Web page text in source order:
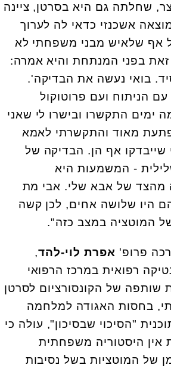
שחלתה גם היא בסרטן, ציינה
אשכנזי כדאי לה לערוך
אף שלאיש מבני משפחתי לא
זאת בפני המנתחת והיא אמרה:
בואי נעשה את הבדיקה'.
הניתוח ועם פרוטוקול
ימים התקשרו ובישרו לי שאני
מאוד והתקשרתי לאמא
שייבדקו אף הן. הבדיקה של
- המשמעות היא
מהצד של אבא שלי. אבי מת
היו שלושה אחים, לכן קשה
המוטציה במצב כזה".
פרופ' אפרת לוי-להד,
רפואית במרכז הרפואי
שותפה של הקונסורציום לסרטן
בחסות האגודה למלחמה
"הסיכוי שבסיכון", עולה כי
אין היסטוריה משפחתית
של המוטציות בשל נסיבות